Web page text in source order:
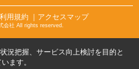
利用規約 ｜アクセスマップ
会社 All rights reserved.
況把握、サービス向上検討を目的と
ます。